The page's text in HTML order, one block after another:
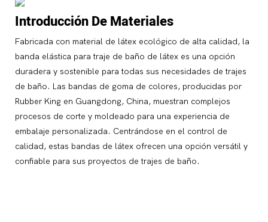
Introducción De Materiales
Fabricada con material de látex ecológico de alta calidad, la
banda elástica para traje de baño de látex es una opción
duradera y sostenible para todas sus necesidades de trajes
de baño. Las bandas de goma de colores, producidas por
Rubber King en Guangdong, China, muestran complejos
procesos de corte y moldeado para una experiencia de
embalaje personalizada. Centrándose en el control de
calidad, estas bandas de látex ofrecen una opción versátil y
confiable para sus proyectos de trajes de baño.